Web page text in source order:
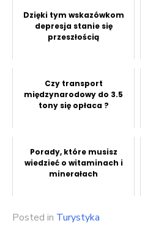
Dzięki tym wskazówkom
depresja stanie się
przeszłością
Czy transport
międzynarodowy do 3.5
tony się opłaca ?
Porady, które musisz
wiedzieć o witaminach i
minerałach
Posted in Turystyka